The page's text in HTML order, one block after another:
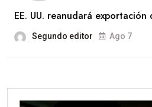
EE. UU. reanudará
Segundo editor Ago 7